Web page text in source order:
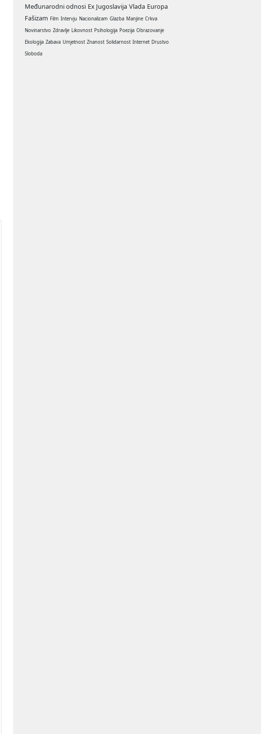
Međunarodni odnosi Ex Jugoslavija Vlada Europa
Fašizam Film Intervju Nacionalizam Glazba Manjine Crkva
Novinarstvo Zdravlje Likovnost Psihologija Poezija Obrazovanje
Ekologija Zabava Umjetnost Znanost Solidarnost Internet Drustvo
Sloboda